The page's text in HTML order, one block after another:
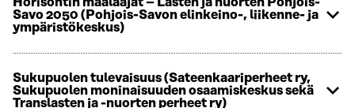
Savo 2050 (Pohjois-Savon elinkeino-, liikenne- ja
ympäristökeskus)
Sukupuolen tulevaisuus (Sateenkaariperheet ry,
Sukupuolen moninaisuuden osaamiskeskus sekä
Translasten ja -nuorten perheet ry)